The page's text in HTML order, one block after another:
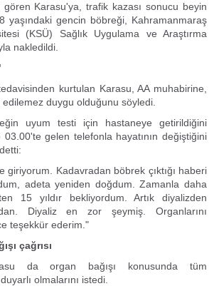
Karasu'ya, trafik kazası sonucu beyin
yaşındaki gencin böbreği, Kahramanmaraş
(KSÜ) Sağlık Uygulama ve Araştırma
nakledildi.
kurtulan Karasu, AA muhabirine,
edilemez duygu olduğunu söyledi.
uyum testi için hastaneye getirildiğini
gelen telefonla hayatının değiştiğini
giriyorum. Kadavradan böbrek çıktığı haberi
adeta yeniden doğdum. Zamanla daha
15 yıldır bekliyordum. Artık diyalizden
Diyaliz en zor şeymiş. Organlarını
teşekkür ederim."
çağrısı
da organ bağışı konusunda tüm
olmalarını istedi.